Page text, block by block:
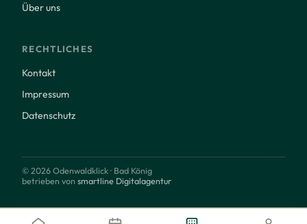
Über uns
RECHTLICHES
Kontakt
Impressum
Datenschutz
© 2026 Odenwaldklick · Bad König
betrieben von smartline Digitalagentur